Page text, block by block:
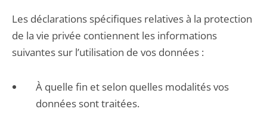
Les déclarations spécifiques relatives à la protection
de la vie privée contiennent les informations
suivantes sur l’utilisation de vos données :
À quelle fin et selon quelles modalités vos
données sont traitées.